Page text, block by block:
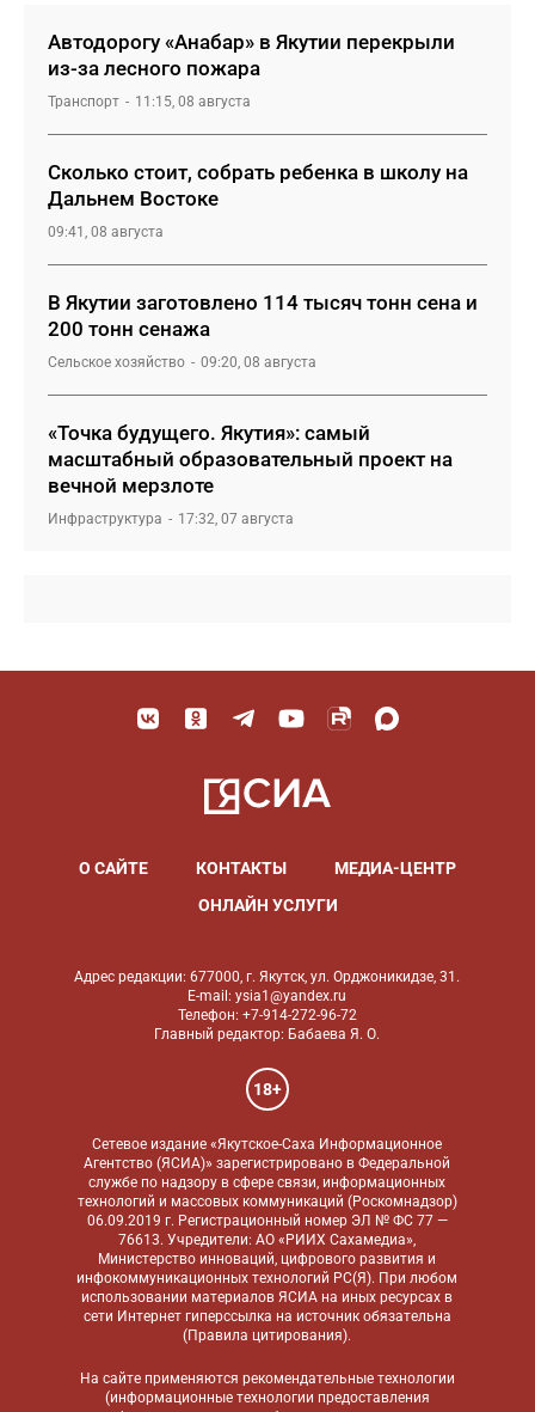
Автодорогу «Анабар» в Якутии перекрыли
из-за лесного пожара
Транспорт 11:15, 08 августа
Сколько стоит, собрать ребенка в школу на
Дальнем Востоке
09:41, 08 августа
В Якутии заготовлено 114 тысяч тонн сена и
200 тонн сенажа
Сельское хозяйство 09:20, 08 августа
«Точка будущего. Якутия»: самый
масштабный образовательный проект на
вечной мерзлоте
Инфраструктура 17:32, 07 августа
О САЙТЕ КОНТАКТЫ
МЕДИА-ЦЕНТР
ОНЛАЙН УСЛУГИ
Адрес редакции: 677000, г. Якутск, ул. Орджоникидзе, 31.
E-mail: ysia1@yandex.ru
Телефон: +7-914-272-96-72
Главный редактор: Бабаева Я. О.
18+
Сетевое издание «Якутское-Саха Информационное
Агентство (ЯСИА)» зарегистрировано в Федеральной
службе по надзору в сфере связи, информационных
технологий и массовых коммуникаций (Роскомнадзор)
06.09.2019 г. Регистрационный номер ЭЛ № ФС 77 —
76613. Учредители: АО «РИИХ Сахамедиа»,
Министерство инноваций, цифрового развития и
инфокоммуникационных технологий РС(Я). При любом
использовании материалов ЯСИА на иных ресурсах в
сети Интернет гиперссылка на источник обязательна
(Правила цитирования).
На сайте применяются рекомендательные технологии
(информационные технологии предоставления